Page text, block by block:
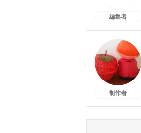
編集者
制作者